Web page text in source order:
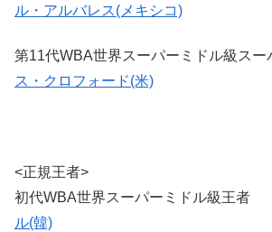
ル・アルバレス(メキシコ)
第11代WBA世界スーパーミドル級ス
ス・クロフォード(米)
<正規王者>
初代WBA世界スーパーミドル級王者
ル(韓)